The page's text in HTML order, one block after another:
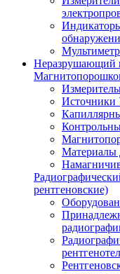
Неразрушающий
Источники
Материалы
рентгеновские)